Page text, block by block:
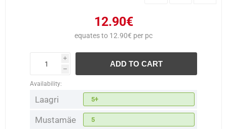
12.90€
equates to 12.90€ per pc
i
h
ADD TO CART
Availability:
Laagri 5+
Mustamäe 5